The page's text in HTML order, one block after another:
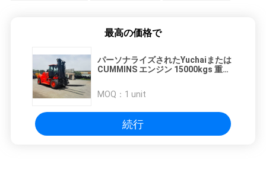
最高の価格で
パーソナライズされたYuchaiまたは
CUMMINS エンジン 15000kgs 重量
トリフティングの高さ
MOQ： 1 unit
続行